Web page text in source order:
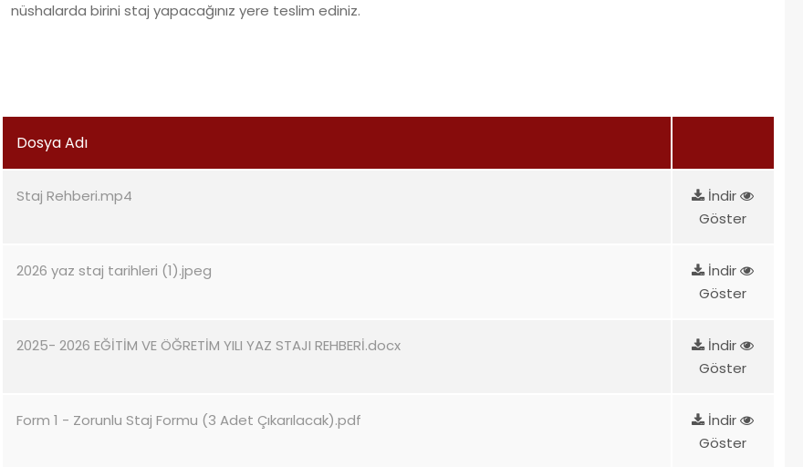
nüshalarda birini staj yapacağınız yere teslim ediniz.
Dosya Adı
Staj Rehberi.mp4
İndir
Göster
2026 yaz staj tarihleri (1).jpeg
İndir
Göster
2025- 2026 EĞİTİM VE ÖĞRETİM YILI YAZ STAJI REHBERİ.docx
İndir
Göster
Form 1 - Zorunlu Staj Formu (3 Adet Çıkarılacak).pdf
İndir
Göster